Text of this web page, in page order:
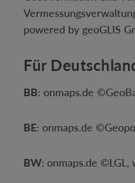
powered by geoGLIS
Für
BB: onmaps.de
BE: onmaps.de
BW: onmaps.de ©LGL,